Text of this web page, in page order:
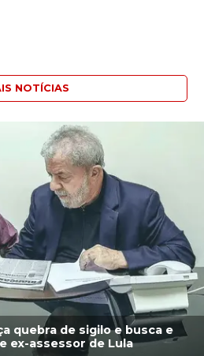
NOTÍCIAS
quebra de sigilo e busca e
ex-assessor de Lula